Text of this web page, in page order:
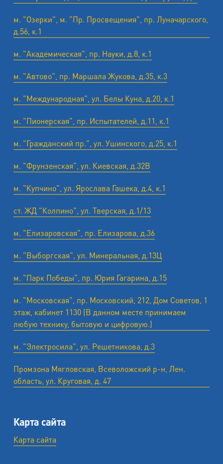
м. "Озерки", м. "Пр. Просвещения", пр. Луначарского,
д.56, к.1
м. "Академическая", пр. Науки, д.8, к.1
м. "Автово", пр. Маршала Жукова, д.35, к.3
м. "Международная", ул. Белы Куна, д.20, к.1
м. "Пионерская", пр. Испытателей, д.11, к.1
м. "Гражданский пр.", ул. Ушинского, д.25, к.1
м. "Фрунзенская", ул. Киевская, д.32В
м. "Купчино", ул. Ярослава Гашека, д.4, к.1
ст. ЖД "Колпино", ул. Тверская, д.1/13
м. "Елизаровская", пр. Елизарова, д.36
м. "Выборгская", ул. Минеральная, д.13Ц
м. "Парк Победы", пр. Юрия Гагарина, д.15
м. "Московская", пр. Московский, 212, Дом Советов, 1
этаж, кабинет 1130 (В данном месте принимаем
любую технику, бытовую и цифровую.)
м. "Электросила", ул. Решетникова, д.3
Промзона Мягловская, Всеволожский р-н, Лен.
область, ул. ​Круговая, д. 47
Карта сайта
Карта сайта